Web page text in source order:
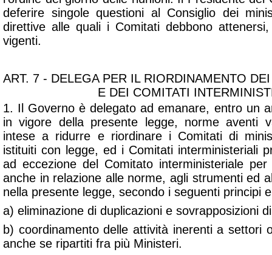
deferire singole questioni al Consiglio dei
direttive alle quali i Comitati debbono
vigenti.
ART. 7 - DELEGA PER IL RIORDINAMENTO
E DEI COMITATI
1. Il Governo è delegato ad emanare, entro un
in vigore della presente legge, norme aventi
intese a ridurre e riordinare i Comitati di
istituiti con legge, ed i Comitati interministeriali
ad eccezione del Comitato interministeriale
anche in relazione alle norme, agli strumenti ed
nella presente legge, secondo i seguenti principi
a) eliminazione di duplicazioni e sovrapposizioni
b) coordinamento delle attività inerenti a settori
anche se ripartiti fra più Ministeri.